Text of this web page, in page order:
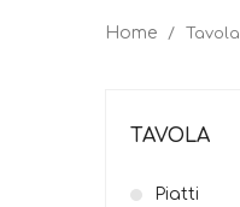
Tavola
TAVOLA
Piatti